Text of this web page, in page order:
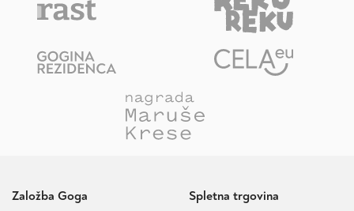
Založba Goga Spletna trgovina